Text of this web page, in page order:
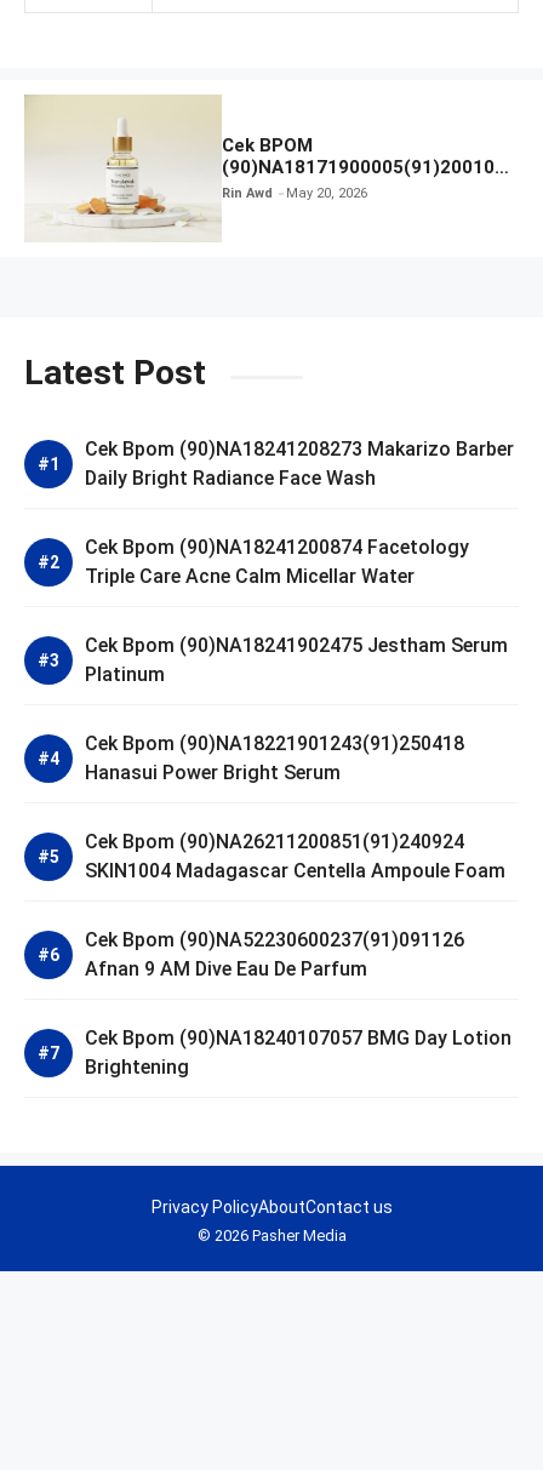
Cek BPOM
(90)NA18171900005(91)200106
The Face Temulawak Whitening
Rin Awd May 20, 2026
Latest Post
Cek Bpom (90)NA18241208273 Makarizo Barber
Daily Bright Radiance Face Wash
Cek Bpom (90)NA18241200874 Facetology
Triple Care Acne Calm Micellar Water
Cek Bpom (90)NA18241902475 Jestham Serum
Platinum
Cek Bpom (90)NA18221901243(91)250418
Hanasui Power Bright Serum
Cek Bpom (90)NA26211200851(91)240924
SKIN1004 Madagascar Centella Ampoule Foam
Cek Bpom (90)NA52230600237(91)091126
Afnan 9 AM Dive Eau De Parfum
Cek Bpom (90)NA18240107057 BMG Day Lotion
Brightening
© 2026 Pasher Media
Privacy PolicyAboutContact us